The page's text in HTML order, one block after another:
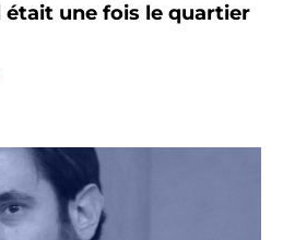
était une fois le quartier